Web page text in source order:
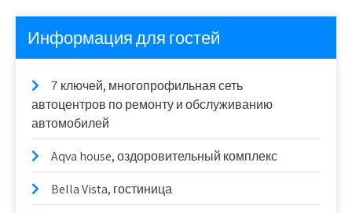
Информация для гостей
7 ключей, многопрофильная сеть
автоцентров по ремонту и обслуживанию
автомобилей
Aqva house, оздоровительный комплекс
Bella Vista, гостиница